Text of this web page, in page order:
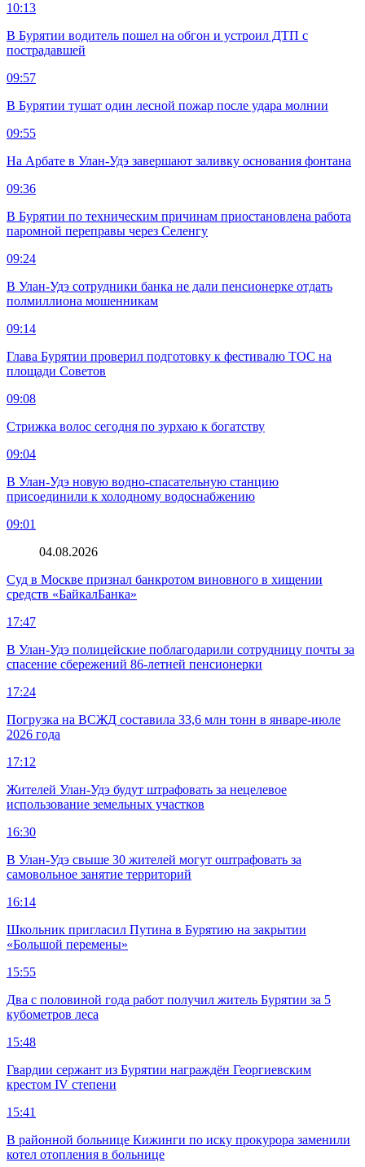
10:13
В Бурятии водитель пошел на обгон и устроил ДТП с
пострадавшей
09:57
В Бурятии тушат один лесной пожар после удара молнии
09:55
На Арбате в Улан-Удэ завершают заливку основания фонтана
09:36
В Бурятии по техническим причинам приостановлена работа
паромной переправы через Селенгу
09:24
В Улан-Удэ сотрудники банка не дали пенсионерке отдать
полмиллиона мошенникам
09:14
Глава Бурятии проверил подготовку к фестивалю ТОС на
площади Советов
09:08
Стрижка волос сегодня по зурхаю к богатству
09:04
В Улан-Удэ новую водно‑спасательную станцию
присоединили к холодному водоснабжению
09:01
04.08.2026
Суд в Москве признал банкротом виновного в хищении
средств «БайкалБанка»
17:47
В Улан-Удэ полицейские поблагодарили сотрудницу почты за
спасение сбережений 86-летней пенсионерки
17:24
Погрузка на ВСЖД составила 33,6 млн тонн в январе-июле
2026 года
17:12
Жителей Улан-Удэ будут штрафовать за нецелевое
использование земельных участков
16:30
В Улан-Удэ свыше 30 жителей могут оштрафовать за
самовольное занятие территорий
16:14
Школьник пригласил Путина в Бурятию на закрытии
«Большой перемены»
15:55
Два с половиной года работ получил житель Бурятии за 5
кубометров леса
15:48
Гвардии сержант из Бурятии награждён Георгиевским
крестом IV степени
15:41
В районной больнице Кижинги по иску прокурора заменили
котел отопления в больнице